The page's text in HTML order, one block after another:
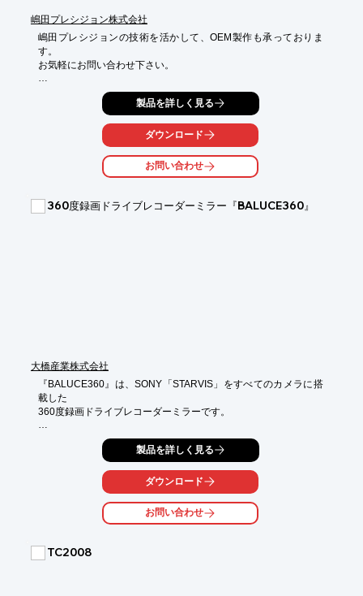
嶋田プレシジョン株式会社
嶋田プレシジョンの技術を活かして、OEM製作も承っておりま
す。
お気軽にお問い合わせ下さい。
自動車に使用されているテールランプを利用したLED大型回転灯
で、光を立体的に見せ、確実に認識出来るため、広範囲な視認が
さらに、とても明るい光ですが、目に残像が残りにくい設計のた
め、歩行者や運転者の目に優しい、従来には無い回転灯です。
ボディカラーは桜をモチーフにしたナチュラルピンクで、殺伐と
なりがちな、工事現場等の景観UP＆イメージアップにも貢献し
製品を詳しく見る
ダウンロード
お問い合わせ
360度録画ドライブレコーダーミラー『BALUCE360』
大橋産業株式会社
『BALUCE360』は、SONY「STARVIS」をすべてのカメラに搭
載した
360度録画ドライブレコーダーミラーです。
360度カメラ＋セパレート型前後カメラ搭載で、前後左右の死角
車両後退時に「広域画像」と「ズーム画像」の2画面を表示して
サポートします。
また、「ズーム設定」と「緊急録画モード」を瞬時にワンタッチ
できるアイコンを搭載しているほか、液晶ディスプレイは低反射
ガラスを
製品を詳しく見る
ダウンロード
お問い合わせ
TC2008